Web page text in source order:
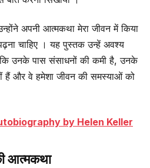
अपनी आत्मकथा मेरा जीवन में किया
चाहिए । यह पुस्तक उन्हें अवश्य
कि उनके पास संसाधनों की कमी है, उनके
और वे हमेशा जीवन की समस्याओं को
by Helen Keller
आत्मकथा